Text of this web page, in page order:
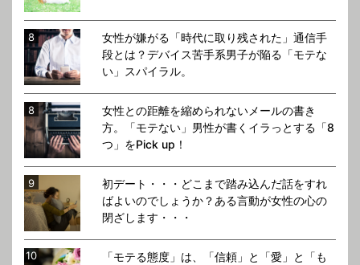
女性が嫌がる「時代に取り残された」通信手
段とは？デバイス苦手系男子が陥る「モテな
い」スパイラル。
女性との距離を縮められないメールの書き
方。「モテない」男性が書くイラっとする「8
つ」をPick up！
初デート・・・どこまで踏み込んだ話をすれ
ばよいのでしょうか？ある言動が女性の心の
閉ざします・・・
「モテる態度」は、「信頼」と「愛」と「も